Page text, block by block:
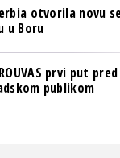
otvorila novu
u Boru
prvi put pred
publikom